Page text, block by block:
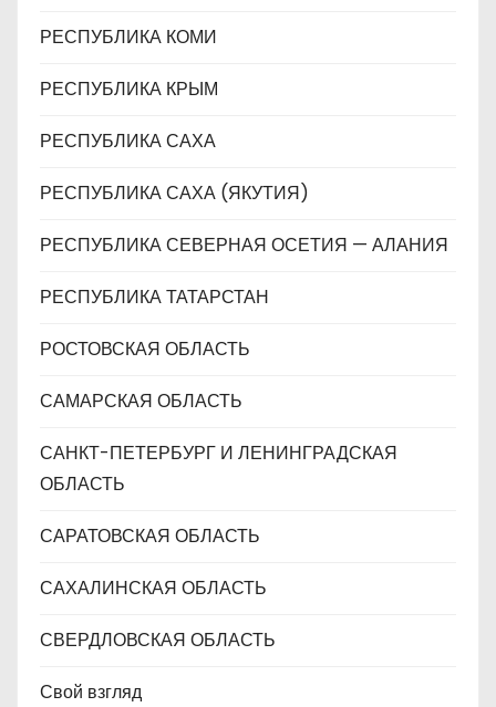
РЕСПУБЛИКА КОМИ
РЕСПУБЛИКА КРЫМ
РЕСПУБЛИКА САХА
РЕСПУБЛИКА САХА (ЯКУТИЯ)
РЕСПУБЛИКА СЕВЕРНАЯ ОСЕТИЯ — АЛАНИЯ
РЕСПУБЛИКА ТАТАРСТАН
РОСТОВСКАЯ ОБЛАСТЬ
САМАРСКАЯ ОБЛАСТЬ
САНКТ-ПЕТЕРБУРГ И ЛЕНИНГРАДСКАЯ
ОБЛАСТЬ
САРАТОВСКАЯ ОБЛАСТЬ
САХАЛИНСКАЯ ОБЛАСТЬ
СВЕРДЛОВСКАЯ ОБЛАСТЬ
Свой взгляд